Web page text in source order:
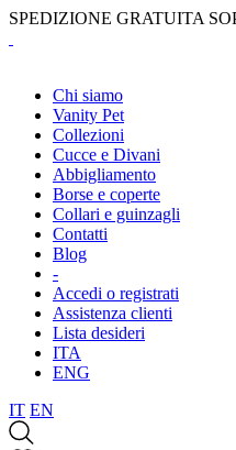
SPEDIZIONE GRATUITA
Chi siamo
Vanity Pet
Collezioni
Cucce e Divani
Abbigliamento
Borse e coperte
Collari e guinzagli
Contatti
Blog
-
Accedi o registrati
Assistenza clienti
Lista desideri
ITA
ENG
IT EN